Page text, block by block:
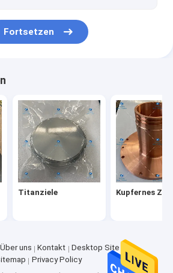
Fortsetzen
Titanziele Kupfernes Ziel
Über uns Kontakt
Desktop Site
Privacy Policy